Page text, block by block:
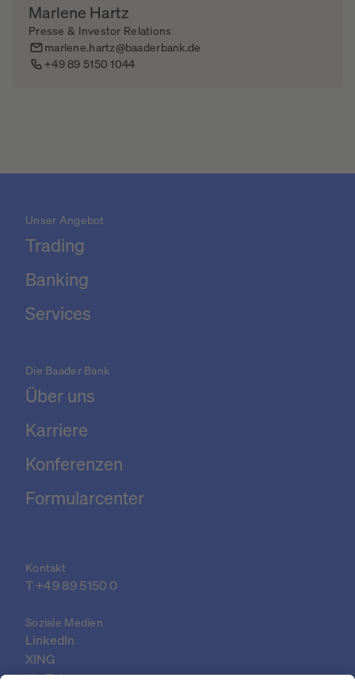
Marlene Hartz
Presse & Investor Relations
marlene.hartz@baaderbank.de
+49 89 5150 1044
Unser Angebot
Trading
Banking
Services
Die Baader Bank
Über uns
Karriere
Konferenzen
Formularcenter
Kontakt
T +49 89 5150 0
Soziale Medien
LinkedIn
XING
YouTube